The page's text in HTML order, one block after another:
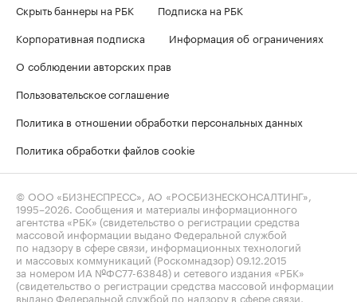
Скрыть баннеры на РБК
Подписка на РБК
Корпоративная подписка
Информация об ограничениях
О соблюдении авторских прав
Пользовательское соглашение
Политика в отношении обработки персональных данных
Политика обработки файлов cookie
© ООО «БИЗНЕСПРЕСС», АО «РОСБИЗНЕСКОНСАЛТИНГ»,
1995–2026 . Сообщения и материалы информационного
агентства «РБК» (свидетельство о регистрации средства
массовой информации выдано Федеральной службой
по надзору в сфере связи, информационных технологий
и массовых коммуникаций (Роскомнадзор) 09.12.2015
за номером ИА №ФС77-63848) и сетевого издания «РБК»
(свидетельство о регистрации средства массовой информации
выдано Федеральной службой по надзору в сфере связи,